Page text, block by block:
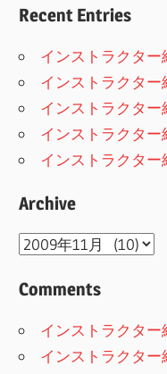
Recent Entries
インストラクター
インストラクター
インストラクター
インストラクター
インストラクター
Archive
Archive
Comments
インストラクター
インストラクタ